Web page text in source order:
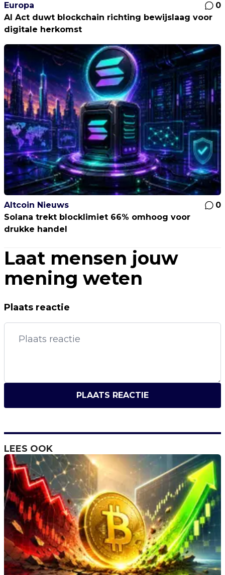
Europa
0
AI Act duwt blockchain richting bewijslaag voor
digitale herkomst
Altcoin Nieuws
0
Solana trekt blocklimiet 66% omhoog voor
drukke handel
Laat mensen jouw
mening weten
Plaats reactie
PLAATS REACTIE
LEES OOK